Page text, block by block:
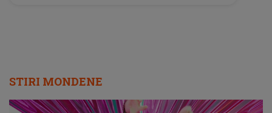
STIRI MONDENE